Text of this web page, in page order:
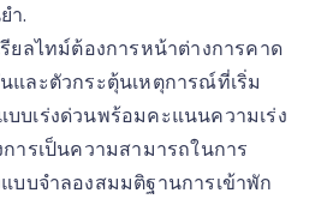
ำ.
ยลไทม์ต้องการหน้าต่างการคาด
และตัวกระตุ้นเหตุการณ์ที่เริ่ม
บเร่งด่วนพร้อมคะแนนความเร่ง
ารเป็นความสามารถในการ
บบจำลองสมมติฐานการเข้าพัก